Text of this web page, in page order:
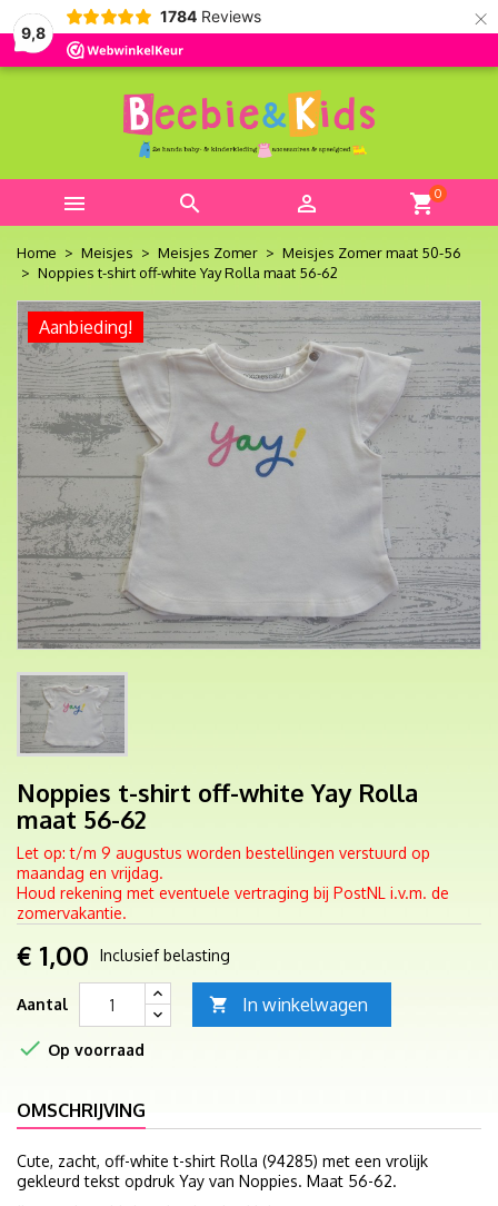
9,8
1784 Reviews ×
   shopping_cart0
Home Meisjes Meisjes Zomer
Meisjes Zomer maat 50-56
Noppies t-shirt off-white Yay Rolla maat 56-62
Aanbieding!
Noppies t-shirt off-white Yay Rolla
maat 56-62
Let op: t/m 9 augustus worden bestellingen verstuurd op
maandag en vrijdag.
Houd rekening met eventuele vertraging bij PostNL i.v.m. de
zomervakantie.
€ 1,00 Inclusief belasting
Aantal  In winkelwagen
 Op voorraad
OMSCHRIJVING
Cute, zacht, off-white t-shirt Rolla (94285) met een vrolijk
gekleurd tekst opdruk Yay van Noppies. Maat 56-62.